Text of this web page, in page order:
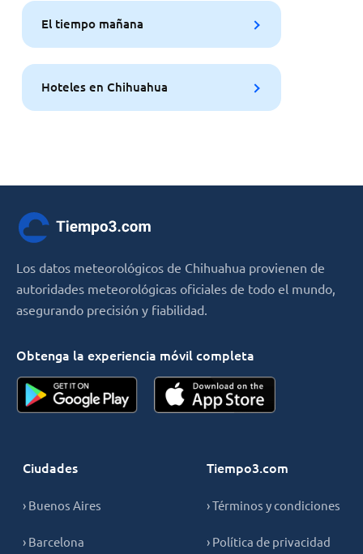
El tiempo mañana
Hoteles en Chihuahua
Los datos meteorológicos de Chihuahua provienen de
autoridades meteorológicas oficiales de todo el mundo,
asegurando precisión y fiabilidad.
Obtenga la experiencia móvil completa
Ciudades
› Buenos Aires
› Barcelona
Tiempo3.com
› Términos y condiciones
› Política de privacidad